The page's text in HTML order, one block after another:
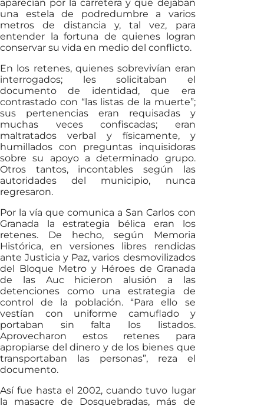
aparecían por la carretera y que dejaban
una estela de podredumbre a varios
metros de distancia y, tal vez, para
entender la fortuna de quienes logran
conservar su vida en medio del conflicto.
En los retenes, quienes sobrevivían eran
interrogados; les solicitaban el
documento de identidad, que era
contrastado con “las listas de la muerte”;
sus pertenencias eran requisadas y
muchas veces confiscadas; eran
maltratados verbal y físicamente, y
humillados con preguntas inquisidoras
sobre su apoyo a determinado grupo.
Otros tantos, incontables según las
autoridades del municipio, nunca
regresaron.
Por la vía que comunica a San Carlos con
Granada la estrategia bélica eran los
retenes. De hecho, según Memoria
Histórica, en versiones libres rendidas
ante Justicia y Paz, varios desmovilizados
del Bloque Metro y Héroes de Granada
de las Auc hicieron alusión a las
detenciones como una estrategia de
control de la población. “Para ello se
vestían con uniforme camuflado y
portaban sin falta los listados.
Aprovecharon estos retenes para
apropiarse del dinero y de los bienes que
transportaban las personas”, reza el
documento.
Así fue hasta el 2002, cuando tuvo lugar
la masacre de Dosquebradas, más de